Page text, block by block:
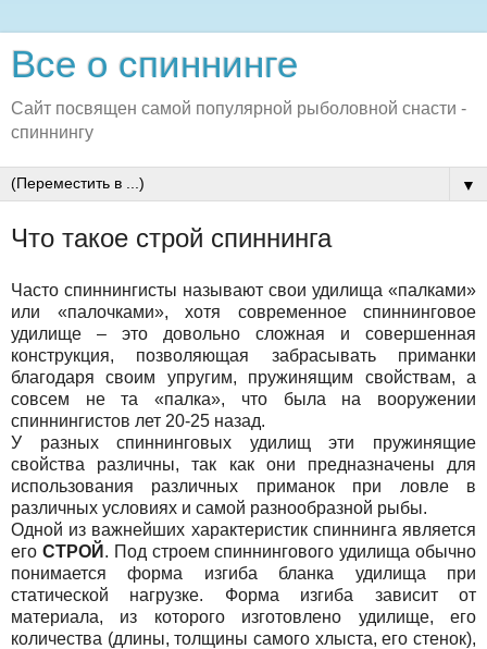
Все о спиннинге
Сайт посвящен самой популярной рыболовной снасти -
спиннингу
▼
Что такое строй спиннинга
Часто спиннингисты называют свои удилища «палками»
или «палочками», хотя современное спиннинговое
удилище – это довольно сложная и совершенная
конструкция, позволяющая забрасывать приманки
благодаря своим упругим, пружинящим свойствам, а
совсем не та «палка», что была на вооружении
спиннингистов лет 20-25 назад.
У разных спиннинговых удилищ эти пружинящие
свойства различны, так как они предназначены для
использования различных приманок при ловле в
различных условиях и самой разнообразной рыбы.
Одной из важнейших характеристик спиннинга является
его СТРОЙ . Под строем спиннингового удилища обычно
понимается форма изгиба бланка удилища при
статической нагрузке. Форма изгиба зависит от
материала, из которого изготовлено удилище, его
количества (длины, толщины самого хлыста, его стенок),